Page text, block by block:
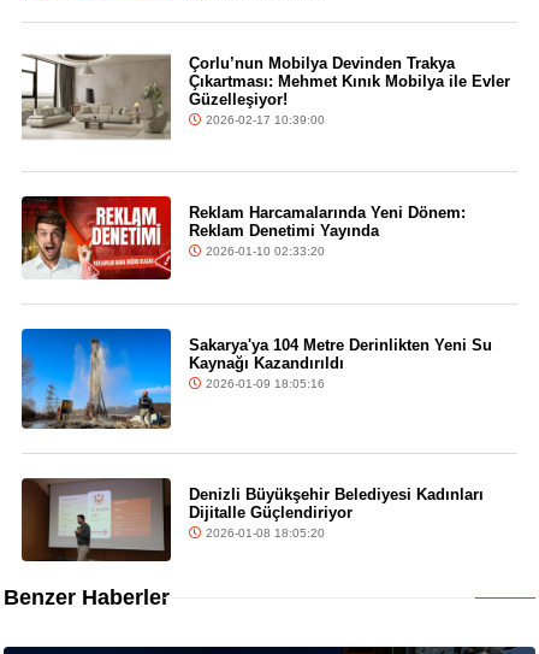
Çorlu’nun Mobilya Devinden Trakya
Çıkartması: Mehmet Kınık Mobilya ile Evler
Güzelleşiyor!
2026-02-17 10:39:00
Reklam Harcamalarında Yeni Dönem:
Reklam Denetimi Yayında
2026-01-10 02:33:20
Sakarya'ya 104 Metre Derinlikten Yeni Su
Kaynağı Kazandırıldı
2026-01-09 18:05:16
Denizli Büyükşehir Belediyesi Kadınları
Dijitalle Güçlendiriyor
2026-01-08 18:05:20
Benzer Haberler